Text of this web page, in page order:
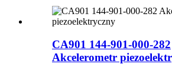
CA901 144-901-000-282
Akcelerometr